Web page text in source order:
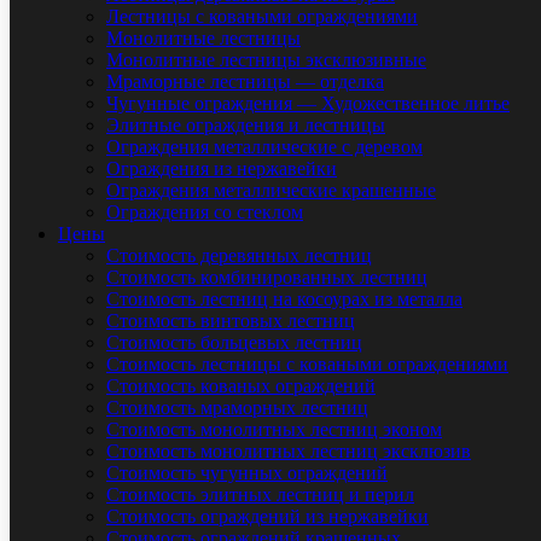
Лестницы с коваными ограждениями
Монолитные лестницы
Монолитные лестницы эксклюзивные
Мраморные лестницы — отделка
Чугунные ограждения — Художественное литье
Элитные ограждения и лестницы
Ограждения металлические с деревом
Ограждения из нержавейки
Ограждения металлические крашенные
Ограждения со стеклом
Цены
Стоимость деревянных лестниц
Стоимость комбинированных лестниц
Стоимость лестниц на косоурах из металла
Стоимость винтовых лестниц
Стоимость больцевых лестниц
Стоимость лестницы с коваными ограждениями
Стоимость кованых ограждений
Стоимость мраморных лестниц
Стоимость монолитных лестниц эконом
Стоимость монолитных лестниц эксклюзив
Стоимость чугунных ограждений
Стоимость элитных лестниц и перил
Стоимость ограждений из нержавейки